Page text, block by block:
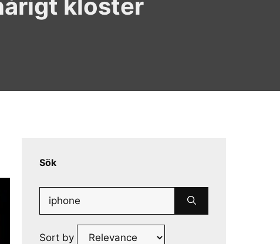
kloster
Sök
Search
for:
Sort by